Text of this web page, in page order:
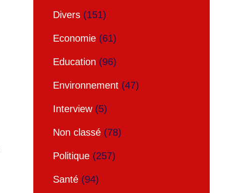
Divers (151)
Economie (61)
Education (96)
Environnement (47)
Interview(5)
Non classé (78)
Politique (257)
Santé (94)